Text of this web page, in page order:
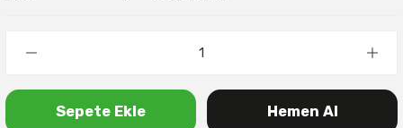
Sepete Ekle Hemen Al